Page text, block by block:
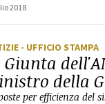
2018
- UFFICIO STAMPA
Giunta
della
per efficienza del